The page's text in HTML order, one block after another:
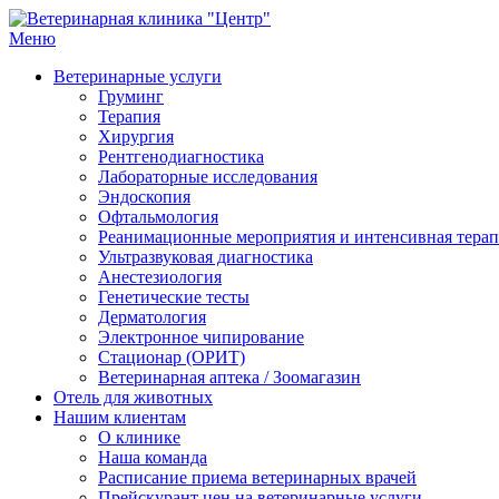
Перейти
к
Меню
Ветеринарные услуги
Груминг
Терапия
Хирургия
Рентгенодиагностика
Лабораторные исследования
Эндоскопия
Офтальмология
Реанимационные мероприятия и интенсивная
Ультразвуковая диагностика
Анестезиология
Генетические тесты
Дерматология
Электронное чипирование
Стационар (ОРИТ)
Ветеринарная аптека / Зоомагазин
Отель для животных
Нашим клиентам
О клинике
Наша команда
Расписание приема ветеринарных врачей